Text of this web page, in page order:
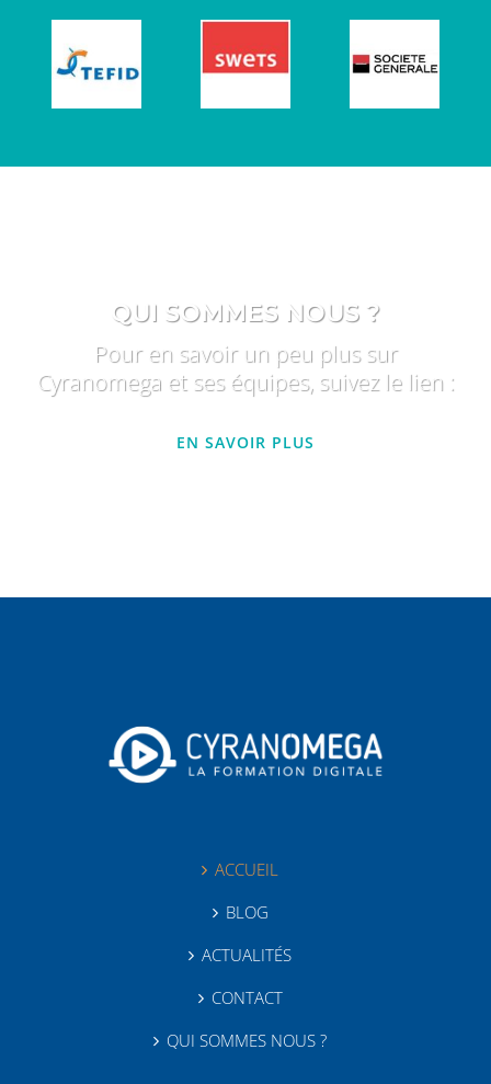
QUI SOMMES NOUS ?
Pour en savoir un peu plus sur
Cyranomega et ses équipes, suivez le lien :
EN SAVOIR PLUS
ACCUEIL
BLOG
ACTUALITÉS
CONTACT
QUI SOMMES NOUS ?